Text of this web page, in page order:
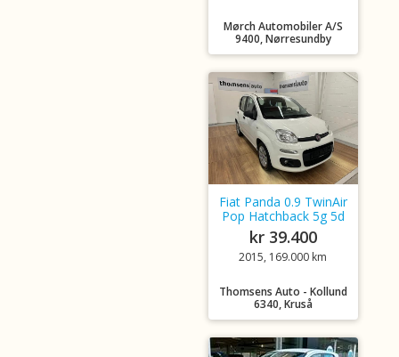
Mørch Automobiler A/S
9400, Nørresundby
Fiat Panda 0.9 TwinAir
Pop Hatchback 5g 5d
kr 39.400
2015, 169.000 km
Thomsens Auto - Kollund
6340, Kruså